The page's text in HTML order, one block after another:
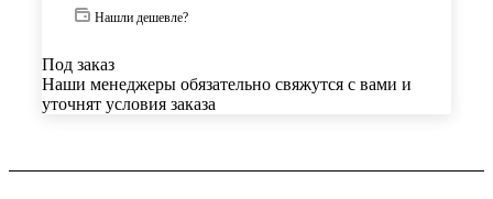
Нашли дешевле?
Под заказ
Наши менеджеры обязательно свяжутся с вами и
уточнят условия заказа